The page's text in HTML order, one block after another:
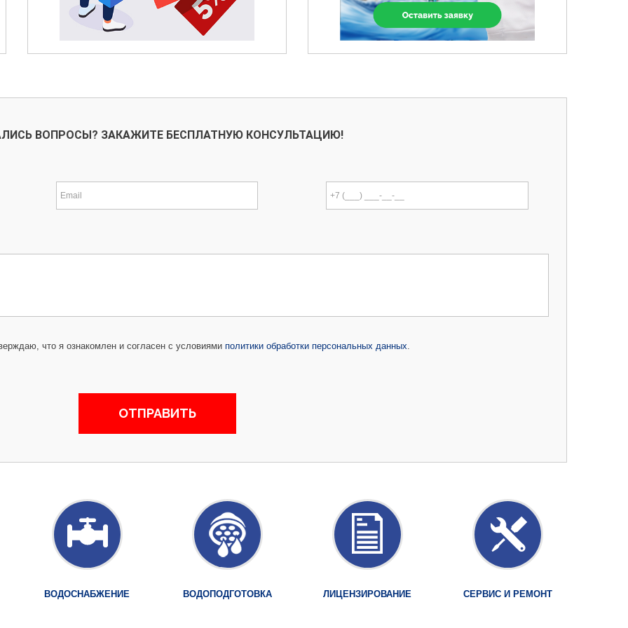
ВОПРОСЫ? ЗАКАЖИТЕ БЕСПЛАТНУЮ КОНСУЛЬТАЦИЮ!
что я ознакомлен и согласен с условиями политики обработки персональных данных
ВОДОСНАБЖЕНИЕ ВОДОПОДГОТОВКА ЛИЦЕНЗИРОВАНИЕ СЕРВИС И РЕМОНТ